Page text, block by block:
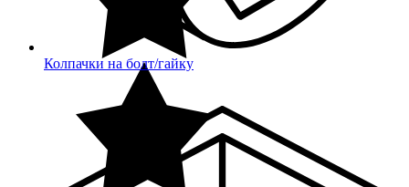
Колпачки на болт/гайку